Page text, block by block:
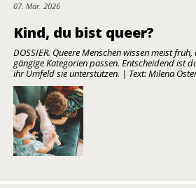
07. Mär. 2026
Kind, du bist queer?
DOSSIER. Queere Menschen wissen meist
gängige Kategorien passen. Entscheidend ist
ihr Umfeld sie unterstützen. | Text: Milena